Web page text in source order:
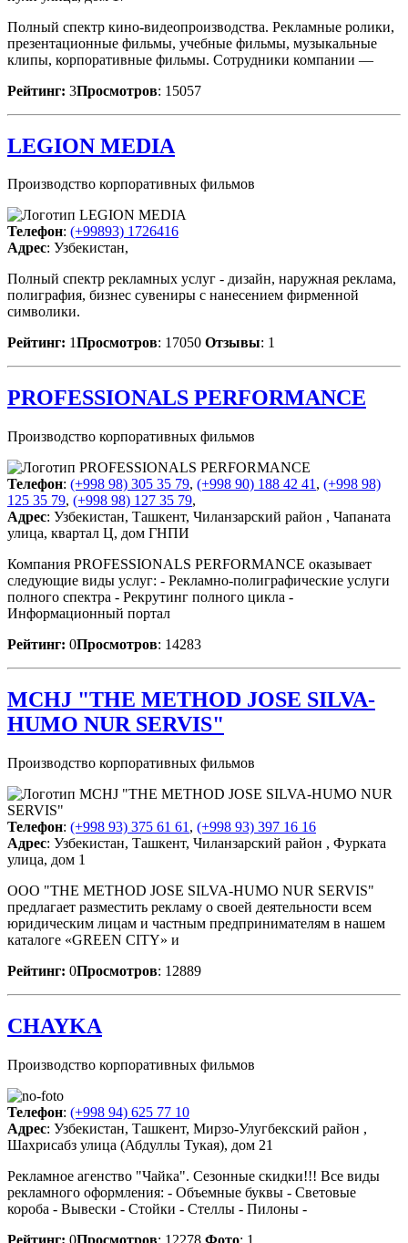
Полный спектр кино-видеопроизводства. Рекламные ролики,
презентационные фильмы, учебные фильмы, музыкальные
клипы, корпоративные фильмы. Сотрудники компании —
Рейтинг: 3Просмотров: 15057
LEGION MEDIA
Производство корпоративных фильмов
Телефон: (+99893) 1726416
Адрес: Узбекистан,
Полный спектр рекламных услуг - дизайн, наружная реклама,
полиграфия, бизнес сувениры с нанесением фирменной
символики.
Рейтинг: 1Просмотров: 17050 Отзывы: 1
PROFESSIONALS PERFORMANCE
Производство корпоративных фильмов
Телефон: (+998 98) 305 35 79, (+998 90) 188 42 41 , (+998 98)
125 35 79, (+998 98) 127 35 79,
Адрес: Узбекистан, Ташкент, Чиланзарский район , Чапаната
улица, квартал Ц, дом ГНПИ
Компания PROFESSIONALS PERFORMANCE оказывает
следующие виды услуг: - Рекламно-полиграфические услуги
полного спектра - Рекрутинг полного цикла -
Информационный портал
Рейтинг: 0Просмотров: 14283
MCHJ "THE METHOD JOSE SILVA-
HUMO NUR SERVIS"
Производство корпоративных фильмов
Телефон: (+998 93) 375 61 61 , (+998 93) 397 16 16
Адрес: Узбекистан, Ташкент, Чиланзарский район , Фурката
улица, дом 1
ООО "THE METHOD JOSE SILVA-HUMO NUR SERVIS"
предлагает разместить рекламу о своей деятельности всем
юридическим лицам и частным предпринимателям в нашем
каталоге «GREEN CITY» и
Рейтинг: 0Просмотров: 12889
CHAYKA
Производство корпоративных фильмов
Телефон: (+998 94) 625 77 10
Адрес: Узбекистан, Ташкент, Мирзо-Улугбекский район ,
Шахрисабз улица (Абдуллы Тукая), дом 21
Рекламное агенство "Чайка". Сезонные скидки!!! Все виды
рекламного оформления: - Объемные буквы - Световые
короба - Вывески - Стойки - Стеллы - Пилоны -
Рейтинг: 0Просмотров: 12278 Фото: 1